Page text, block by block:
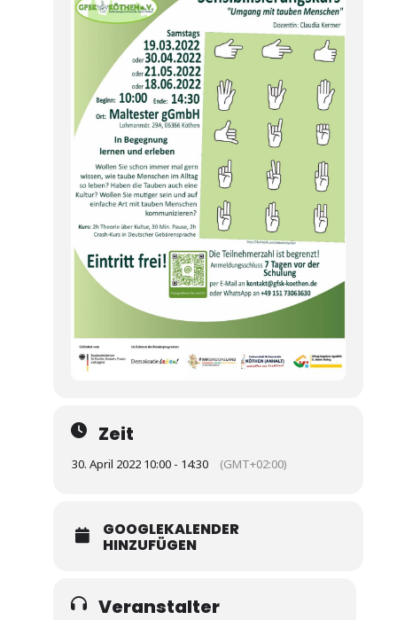
Zeit
30. April 2022 10:00 - 14:30 (GMT+02:00)
GOOGLEKALENDER
HINZUFÜGEN
Veranstalter